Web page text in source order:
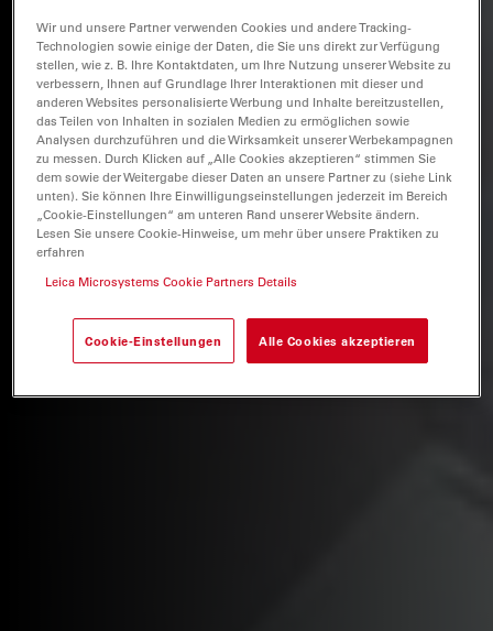
Wir und unsere Partner verwenden Cookies und andere Tracking-
Technologien sowie einige der Daten, die Sie uns direkt zur Verfügung
stellen, wie z. B. Ihre Kontaktdaten, um Ihre Nutzung unserer Website zu
verbessern, Ihnen auf Grundlage Ihrer Interaktionen mit dieser und
anderen Websites personalisierte Werbung und Inhalte bereitzustellen,
das Teilen von Inhalten in sozialen Medien zu ermöglichen sowie
Analysen durchzuführen und die Wirksamkeit unserer Werbekampagnen
zu messen. Durch Klicken auf „Alle Cookies akzeptieren“ stimmen Sie
dem sowie der Weitergabe dieser Daten an unsere Partner zu (siehe Link
unten). Sie können Ihre Einwilligungseinstellungen jederzeit im Bereich
„Cookie-Einstellungen“ am unteren Rand unserer Website ändern.
Lesen Sie unsere Cookie-Hinweise, um mehr über unsere Praktiken zu
erfahren
Leica Microsystems Cookie Partners Details
Cookie-Einstellungen Alle Cookies akzeptieren